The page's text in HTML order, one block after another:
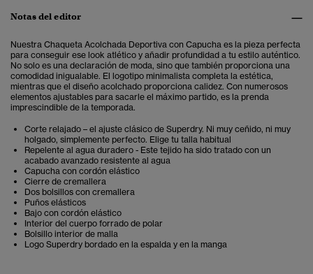
Notas del editor
Nuestra Chaqueta Acolchada Deportiva con Capucha es la pieza perfecta
para conseguir ese look atlético y añadir profundidad a tu estilo auténtico.
No solo es una declaración de moda, sino que también proporciona una
comodidad inigualable. El logotipo minimalista completa la estética,
mientras que el diseño acolchado proporciona calidez. Con numerosos
elementos ajustables para sacarle el máximo partido, es la prenda
imprescindible de la temporada.
Corte relajado – el ajuste clásico de Superdry. Ni muy ceñido, ni muy
holgado, simplemente perfecto. Elige tu talla habitual
Repelente al agua duradero - Este tejido ha sido tratado con un
acabado avanzado resistente al agua
Capucha con cordón elástico
Cierre de cremallera
Dos bolsillos con cremallera
Puños elásticos
Bajo con cordón elástico
Interior del cuerpo forrado de polar
Bolsillo interior de malla
Logo Superdry bordado en la espalda y en la manga